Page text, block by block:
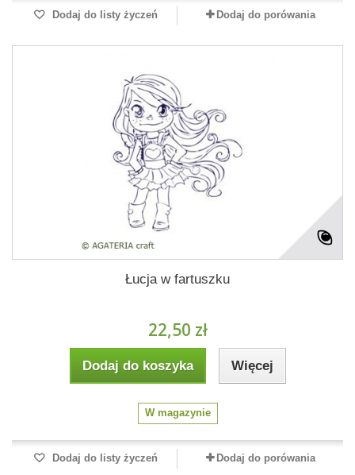
Dodaj do listy życzeń Dodaj do porówania
Łucja w fartuszku
22,50 zł
Dodaj do koszyka Więcej
W magazynie
Dodaj do listy życzeń Dodaj do porówania